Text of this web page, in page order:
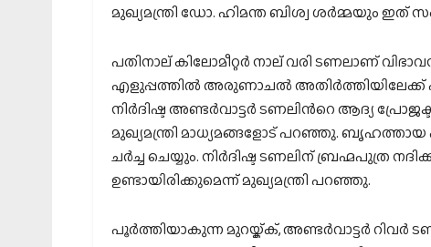
മുഖ്യമന്ത്രി ഡോ. ഹിമന്ത ബിശ്വ ശര്‍മ്മയും ഇത്
പതിനാല് കിലോമീറ്റര്‍ നാല് വരി ടണലാണ്
എളുപ്പത്തില്‍ അരുണാചല്‍
നിര്‍ദിഷ്ട അണ്ടര്‍വാട്ടര്‍ ടണലിന്‍റെ ആദ്യ
മുഖ്യമന്ത്രി മാധ്യമങ്ങളോട് പറഞ്ഞു. ബൃഹത്തായ
ചര്‍ച്ച ചെയ്യും. നിര്‍ദിഷ്ട ടണലിന് ബ്രഹ്മപുത്ര
ഉണ്ടായിരിക്കുമെന്ന് മുഖ്യമന്ത്രി പറഞ്ഞു.
പൂര്‍ത്തിയാകുന്ന മുറയ്ക്ക്, അണ്ടര്‍വാട്ടര്‍